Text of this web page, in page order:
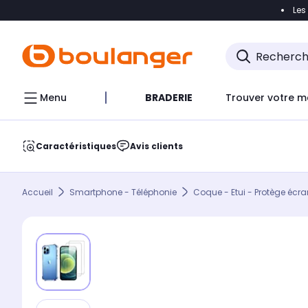
Accéder
Menu BRADERIE Trouver votre
Caractéristiques Avis clients
Accueil Smartphone - Téléphonie Coque - Etui - Protège